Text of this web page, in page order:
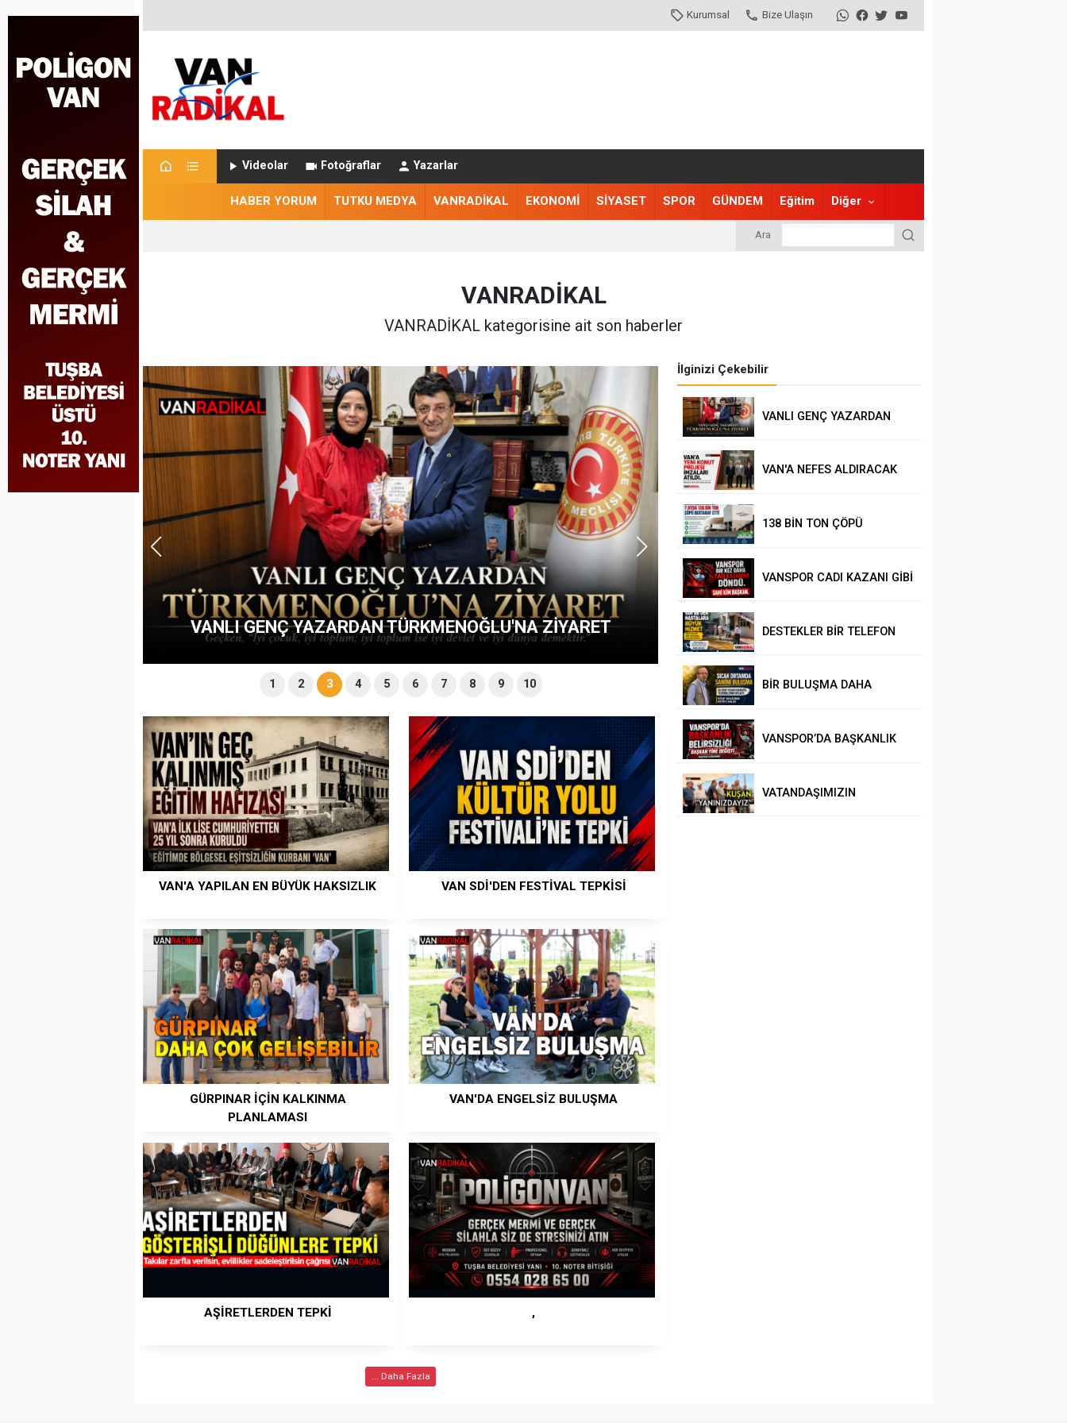
Kurumsal Bize Ulaşın
Videolar Fotoğraflar Yazarlar
HABER YORUM TUTKU MEDYA VANRADİKAL EKONOMİ SİYASET SPOR GÜNDEM Eğitim Diğer
Ara
VANRADİKAL
VANRADİKAL kategorisine ait son haberler
ÖCALAN KAPSAM DIŞI KALACAK İPEKYOLU BELDİYESİ BASINA
1 2 3 4 5 6 7 8 9 10
VAN'A YAPILAN EN BÜYÜK HAKSIZLIK VAN SDİ'DEN FESTİVAL TEPKİSİ
GÜRPINAR İÇİN KALKINMA
PLANLAMASI
VAN'DA ENGELSİZ BULUŞMA
AŞİRETLERDEN TEPKİ ,
... Daha Fazla
İlginizi Çekebilir
VANLI GENÇ YAZARDAN
VAN'A NEFES ALDIRACAK
138 BİN TON ÇÖPÜ
VANSPOR CADI KAZANI GİBİ
DESTEKLER BİR TELEFON
BİR BULUŞMA DAHA
VANSPOR’DA BAŞKANLIK
VATANDAŞIMIZIN